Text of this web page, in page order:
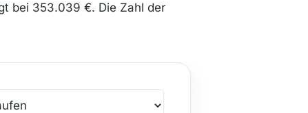
bei 353.039 €. Die Zahl der